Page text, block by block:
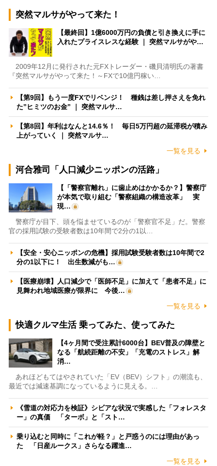
突然マルサがやって来た！
【最終回】1億6000万円の負債と引き換えに手に
入れたプライスレスな経験 ｜ 突然マルサがや…
2009年12月に発行された元FXトレーダー・磯貝清明氏の著書
『突然マルサがやって来た！～FXで10億円稼い…
【第9回】もう一度FXでリベンジ！ 種銭は差し押さえを免れ
た”ヒミツのお金” ｜ 突然マルサ…
【第8回】年利はなんと14.6％！ 毎日5万円超の延滞税が積み
上がっていく ｜ 突然マルサ…
一覧を見る
河合雅司「人口減少ニッポンの活路」
【「警察官離れ」に歯止めはかかるか？】警察庁
が本気で取り組む「警察組織の構造改革」 実
現…
警察庁が目下、頭を悩ませているのが「警察官不足」だ。警察
官の採用試験の受験者数は10年間で2分の1以…
【安全・安心ニッポンの危機】採用試験受験者数は10年間で2
分の1以下に！ 出生数減がも…
【医療崩壊】人口減少で「医師不足」に加えて「患者不足」に
見舞われ地域医療が限界に 今後…
一覧を見る
快適クルマ生活 乗ってみた、使ってみた
【4ヶ月間で受注累計6000台】BEV普及の障壁と
なる「航続距離の不安」「充電のストレス」解
消…
あれほどもてはやされていた「EV（BEV）シフト」の潮流も、
最近では減速基調になっているように見える。…
《雪道の対応力を検証》シビアな状況で実感した「フォレスタ
ー」の真価 「ターボ」と「スト…
乗り込むと同時に「これが軽？」と戸惑うのには理由があっ
た 「日産ルークス」さらなる躍進…
一覧を見る